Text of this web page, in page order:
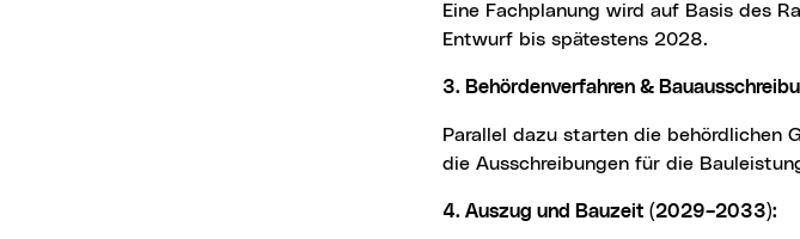
Eine Fachplanung wird auf Basis des Raumprogramms durchgeführt. Ziel ist ein fertiger
Entwurf bis spätestens 2028.
3. Behördenverfahren &
Parallel dazu starten die behördlichen Genehmigungen, die technische Detailplanung und
die Ausschreibungen für die
4. Auszug und Bauzeit (2029–2033):